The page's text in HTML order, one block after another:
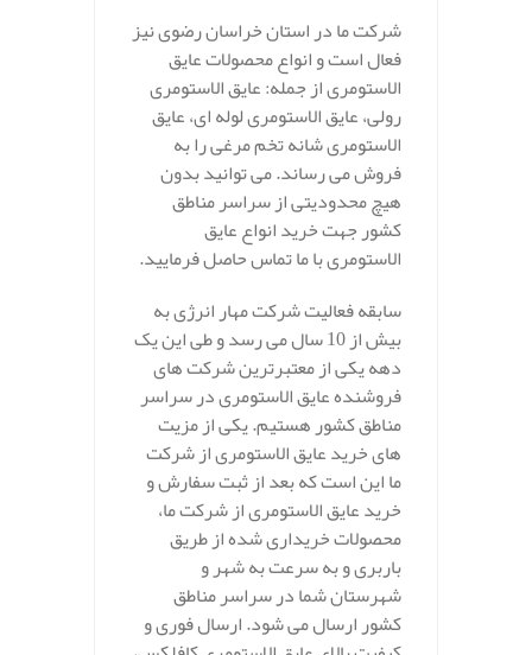
شرکت ما در استان خراسان رضوی نیز
فعال است و انواع محصولات عایق
الاستومری از جمله: عایق الاستومری
رولی، عایق الاستومری لوله ای، عایق
الاستومری شانه تخم مرغی را به
فروش می رساند. می توانید بدون
هیچ محدودیتی از سراسر مناطق
کشور جهت خرید انواع عایق
الاستومری با ما تماس حاصل فرمایید.
سابقه فعالیت شرکت مهار انرژی به
بیش از 10 سال می رسد و طی این یک
دهه یکی از معتبرترین شرکت های
فروشنده عایق الاستومری در سراسر
مناطق کشور هستیم. یکی از مزیت
های خرید عایق الاستومری از شرکت
ما این است که بعد از ثبت سفارش و
خرید عایق الاستومری از شرکت ما،
محصولات خریداری شده از طریق
باربری و به سرعت به شهر و
شهرستان شما در سراسر مناطق
کشور ارسال می شود. ارسال فوری و